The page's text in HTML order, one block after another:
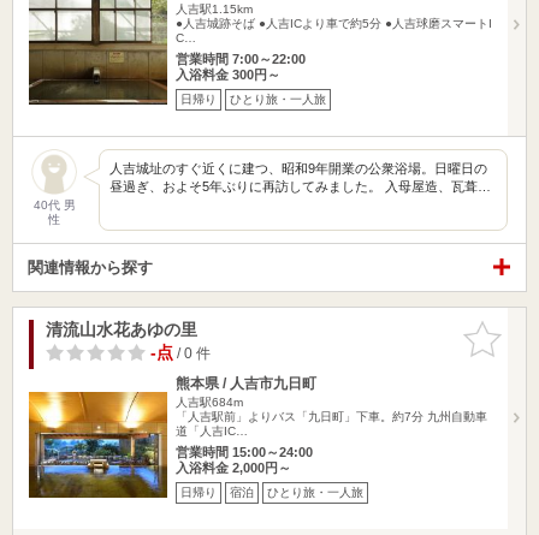
人吉駅1.15km
●人吉城跡そば ●人吉ICより車で約5分 ●人吉球磨スマートI
C…
営業時間 7:00～22:00
入浴料金 300円～
日帰り ひとり旅・一人旅
40代 男
性
人吉城址のすぐ近くに建つ、昭和9年開業の公衆浴場。日曜日の
昼過ぎ、およそ5年ぶりに再訪してみました。 入母屋造、瓦葺…
関連情報から探す
お気に入
りに追加
清流山水花あゆの里
-点/ 0 件
熊本県 / 人吉市九日町
人吉駅684m
「人吉駅前」よりバス「九日町」下車。約7分 九州自動車
道「人吉IC…
営業時間 15:00～24:00
入浴料金 2,000円～
日帰り 宿泊 ひとり旅・一人旅